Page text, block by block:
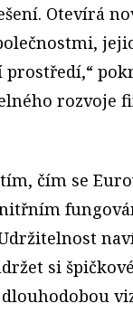
Otevírá
prostředí,“
rozvoje
čím se
si